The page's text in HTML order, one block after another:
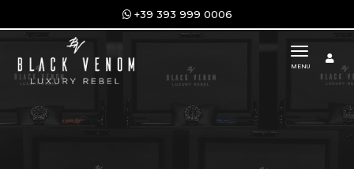
+39 393 999 0006
toggle
MENU